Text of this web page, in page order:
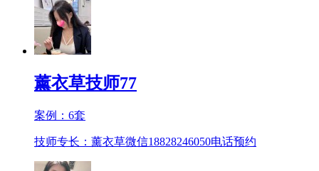
薰衣草技师77
案例： 6套
技师专长：薰衣草微信18828246050电话预约